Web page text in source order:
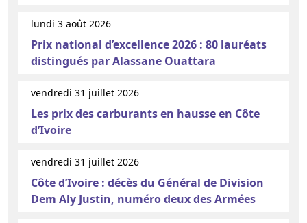
lundi 3 août 2026
Prix national d’excellence 2026 : 80 lauréats
distingués par Alassane Ouattara
vendredi 31 juillet 2026
Les prix des carburants en hausse en Côte
d’Ivoire
vendredi 31 juillet 2026
Côte d’Ivoire : décès du Général de Division
Dem Aly Justin, numéro deux des Armées